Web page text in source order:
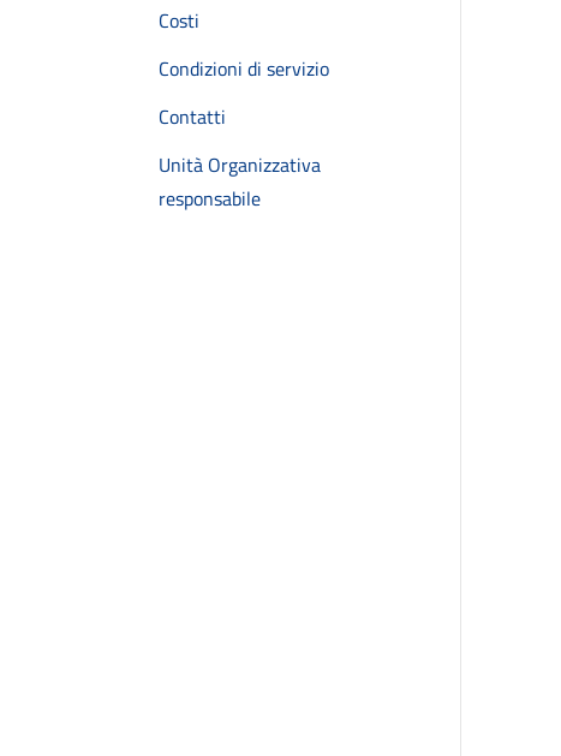
Costi
Condizioni di servizio
Contatti
Unità Organizzativa
responsabile